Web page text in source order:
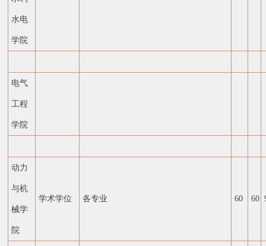
水电
学院
电气
工程
学院
动力
与机
械学
院
学术学位 各专业 60 60